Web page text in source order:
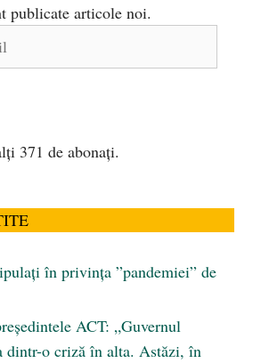
publicate articole noi.
371 de abonați.
în privința ”pandemiei” de
ACT: „Guvernul
dintr-o criză în alta. Astăzi, în